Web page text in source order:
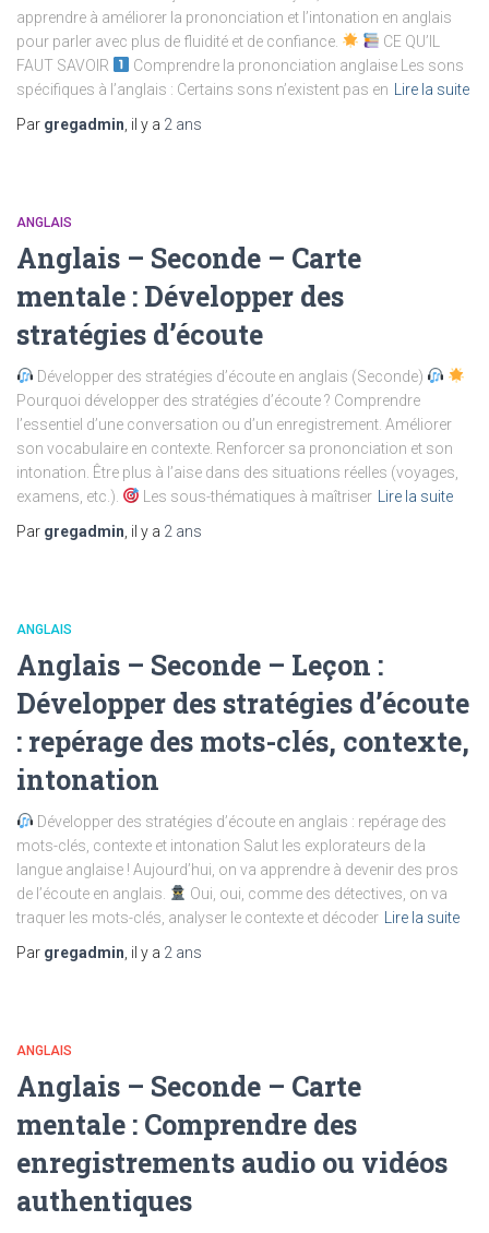
apprendre à améliorer la prononciation et l’intonation en anglais
pour parler avec plus de fluidité et de confiance.
CE QU’IL
FAUT SAVOIR
Comprendre la prononciation anglaise Les sons
spécifiques à l’anglais : Certains sons n’existent pas en
Lire la suite
Par gregadmin , il y a 2 ans
ANGLAIS
Anglais – Seconde – Carte
mentale : Développer des
stratégies d’écoute
Développer des stratégies d’écoute en anglais (Seconde)
Pourquoi développer des stratégies d’écoute ? Comprendre
l’essentiel d’une conversation ou d’un enregistrement. Améliorer
son vocabulaire en contexte. Renforcer sa prononciation et son
intonation. Être plus à l’aise dans des situations réelles (voyages,
examens, etc.).
Les sous-thématiques à maîtriser
Lire la suite
Par gregadmin , il y a 2 ans
ANGLAIS
Anglais – Seconde – Leçon :
Développer des stratégies d’écoute
: repérage des mots-clés, contexte,
intonation
Développer des stratégies d’écoute en anglais : repérage des
mots-clés, contexte et intonation Salut les explorateurs de la
langue anglaise ! Aujourd’hui, on va apprendre à devenir des pros
de l’écoute en anglais.
Oui, oui, comme des détectives, on va
traquer les mots-clés, analyser le contexte et décoder
Lire la suite
Par gregadmin , il y a 2 ans
ANGLAIS
Anglais – Seconde – Carte
mentale : Comprendre des
enregistrements audio ou vidéos
authentiques